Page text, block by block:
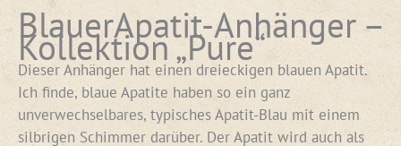
BlauerApatit-Anhänger –
Kollektion „Pure“
Dieser Anhänger hat einen dreieckigen blauen Apatit.
Ich finde, blaue Apatite haben so ein ganz
unverwechselbares, typisches Apatit-Blau mit einem
silbrigen Schimmer darüber. Der Apatit wird auch als